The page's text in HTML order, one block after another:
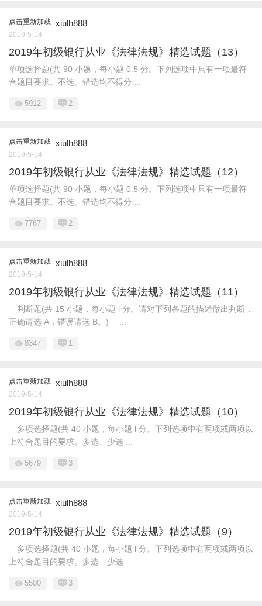
点击重新加载 xiulh888
2019-5-14
2019年初级银行从业《法律法规》精选试题（13）
单项选择题(共 90 小题，每小题 0.5 分。下列选项中只有一项最符
合题目要求。不选、错选均不得分 ...
5912 2
点击重新加载 xiulh888
2019-5-14
2019年初级银行从业《法律法规》精选试题（12）
单项选择题(共 90 小题，每小题 0.5 分。下列选项中只有一项最符
合题目要求。不选、错选均不得分 ...
7767 2
点击重新加载 xiulh888
2019-5-14
2019年初级银行从业《法律法规》精选试题（11）
判断题(共 15 小题，每小题 l 分。请对下列各题的描述做出判断，
正确请选 A，错误请选 B。) ...
8347 1
点击重新加载 xiulh888
2019-5-14
2019年初级银行从业《法律法规》精选试题（10）
多项选择题(共 40 小题，每小题 l 分。下列选项中有两项或两项以
上符合题目的要求。多选、少选 ...
5679 3
点击重新加载 xiulh888
2019-5-14
2019年初级银行从业《法律法规》精选试题（9）
多项选择题(共 40 小题，每小题 l 分。下列选项中有两项或两项以
上符合题目的要求。多选、少选 ...
5500 3